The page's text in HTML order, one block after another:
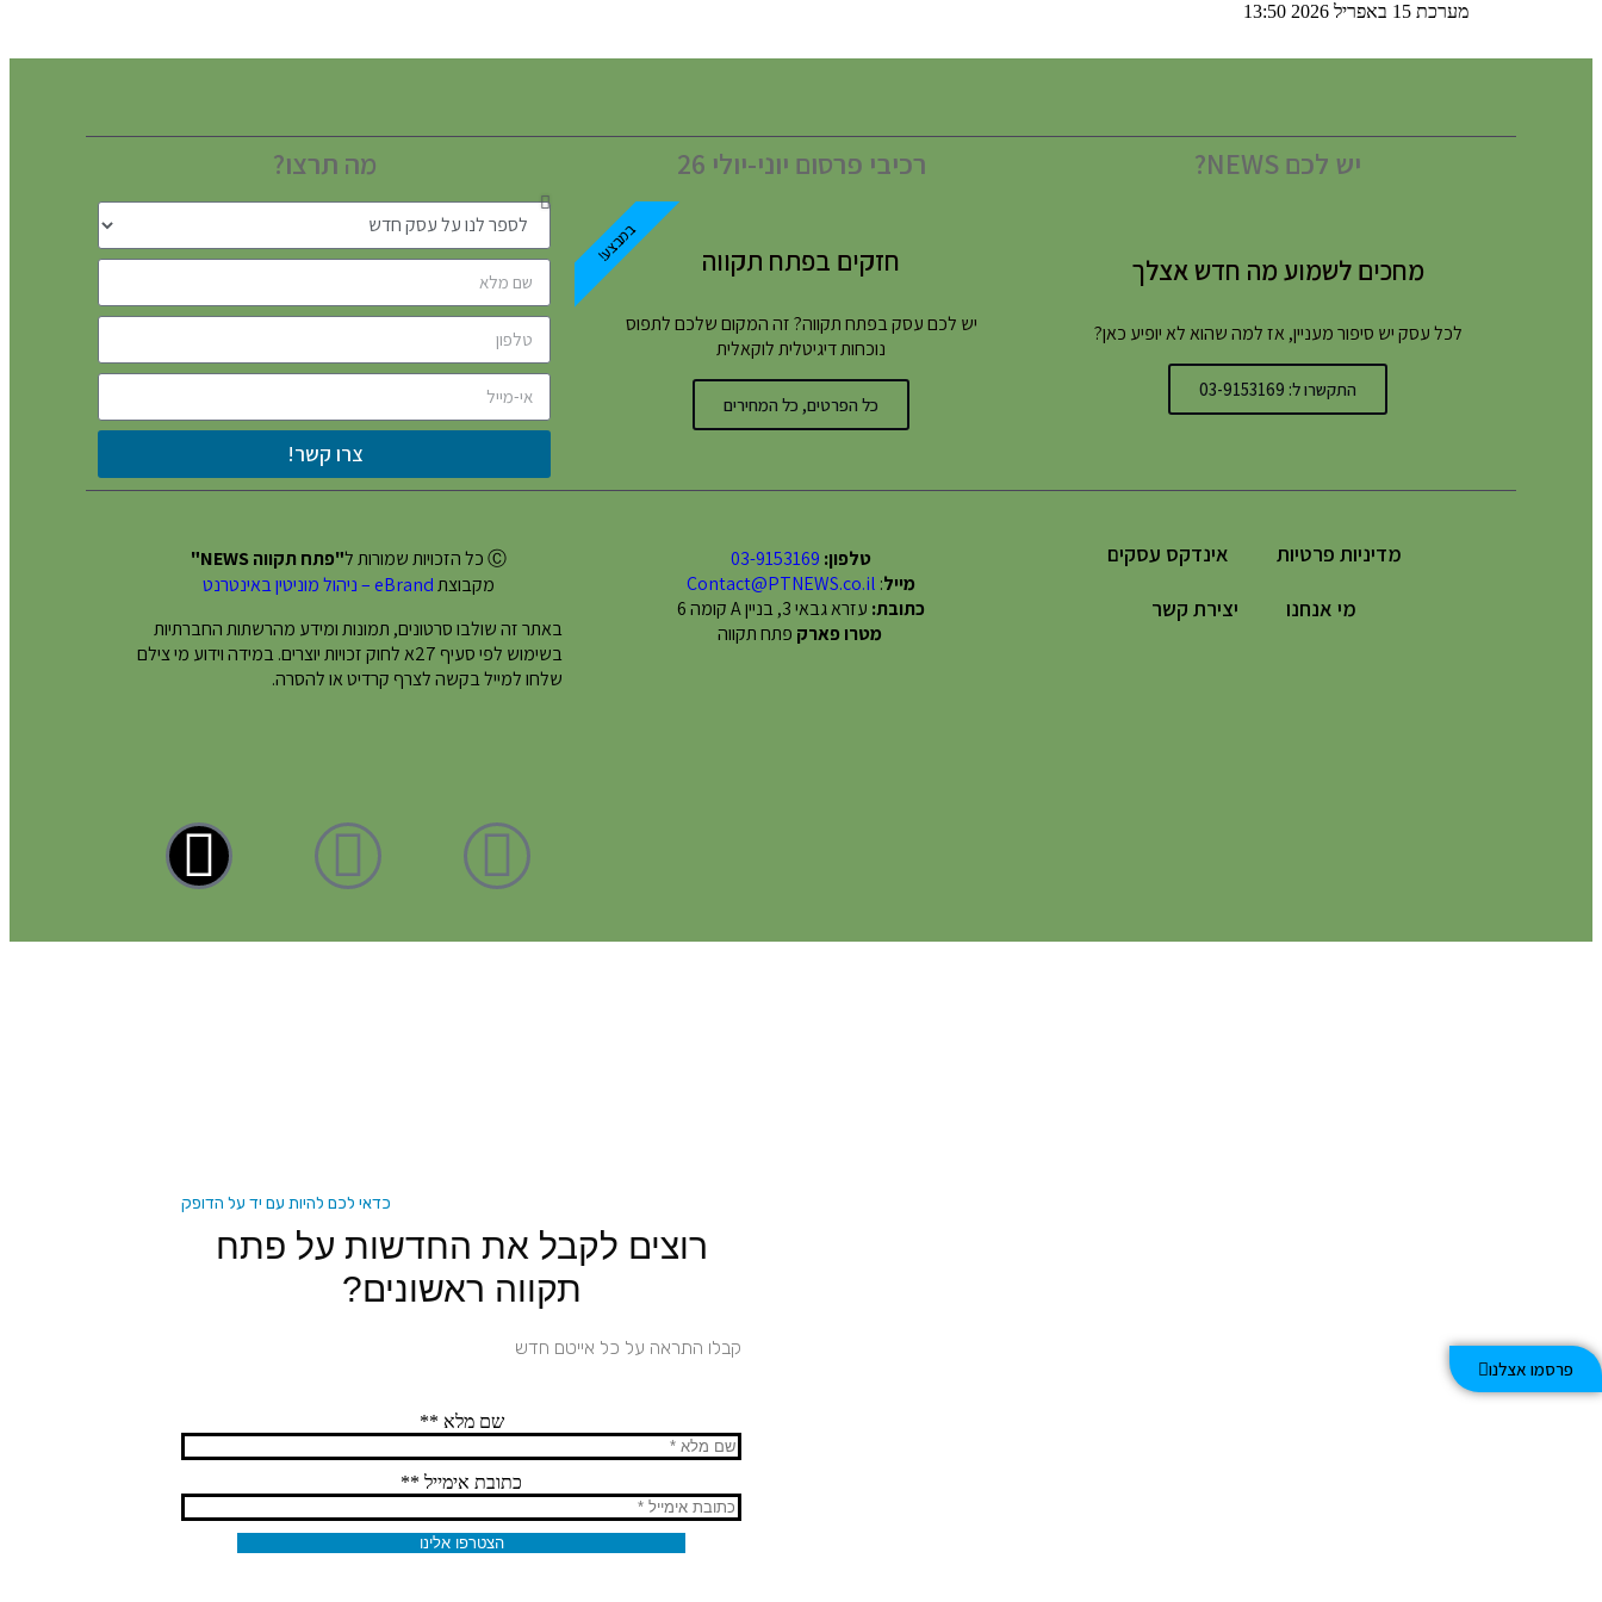
מערכת 15 באפריל 2026 13:50
פרסמו אצלנו
יש לכם NEWS?
מחכים לשמוע מה חדש אצלך
לכל עסק יש סיפור מעניין, אז למה שהוא לא יופיע כאן?
התקשרו ל: 03-9153169
רכיבי פרסום יוני-יולי 26
חזקים בפתח תקווה
יש לכם עסק בפתח תקווה? זה המקום שלכם לתפוס
נוכחות דיגיטלית לוקאלית
כל הפרטים, כל המחירים
במבצע!
מה תרצו?
צרו קשר!
מדיניות פרטיות
אינדקס עסקים
מי אנחנו
יצירת קשר
טלפון: 03-9153169
מייל:
Contact@PTNEWS.co.il
כתובת: עזרא גבאי 3, בניין A קומה 6
מטרו פארק פתח תקווה
Ⓒ כל הזכויות שמורות ל
"פתח תקווה NEWS"
מקבוצתeBrand – ניהול מוניטין באינטרנט
באתר זה שולבו סרטונים, תמונות ומידע מהרשתות החברתיות
בשימוש לפי סעיף 27א לחוק זכויות יוצרים. במידה וידוע מי צילם
שלחו למייל בקשה לצרף קרדיט או להסרה.
כדאי לכם להיות עם יד על הדופק
רוצים לקבל את החדשות על פתח
תקווה ראשונים?
קבלו התראה על כל אייטם חדש
שם מלא **
כתובת אימייל **